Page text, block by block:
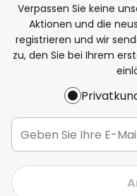
Verpassen Sie keine
Aktionen und die
registrieren und wir
zu, den Sie bei Ihrem